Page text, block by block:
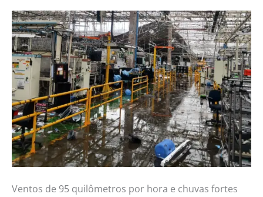
Ventos de 95 quilômetros por hora e chuvas fortes
Toyota
e
deixa
dez
feridos